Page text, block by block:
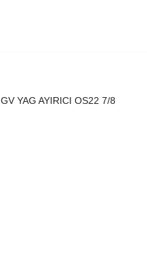
GV YAG AYIRICI OS22 7/8